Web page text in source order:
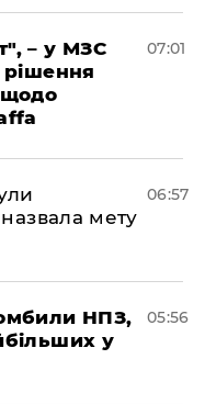
– у МЗС
рішення
щодо
07:01
мету
06:57
НПЗ,
у
05:56